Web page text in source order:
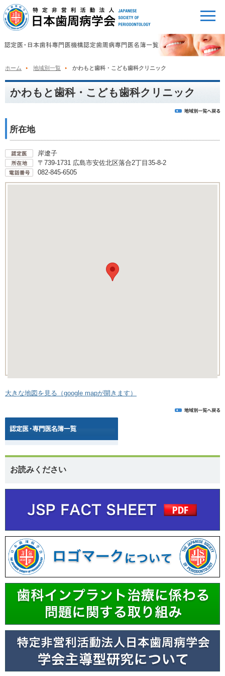
ホーム 地域別一覧 かわもと歯科・こども歯科クリニック
かわもと歯科・こども歯科クリニック
所在地
岸遼子
〒739-1731 広島市安佐北区落合2丁目35-8-2
082-845-6505
大きな地図を見る（google mapが開きます）
お読みください